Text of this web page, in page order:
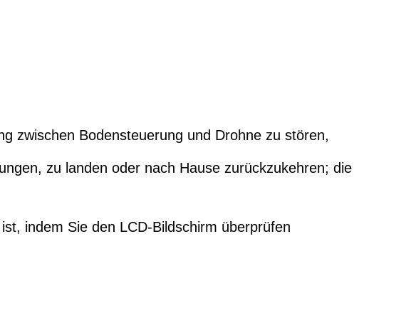
zwischen Bodensteuerung und Drohne zu stören,
zu landen oder nach Hause zurückzukehren; die
indem Sie den LCD-Bildschirm überprüfen